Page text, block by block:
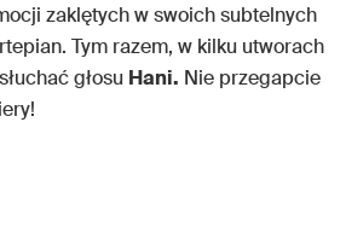
zaklętych w swoich subtelnych
Tym razem, w kilku utworach
głosu Hani. Nie przegapcie